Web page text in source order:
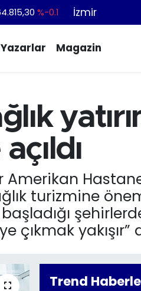
%0.18
64,4811 %0.38
%-0.1
İzmir
Yazarlar Magazin
turizmine
çıkmak yakışır”
Trend